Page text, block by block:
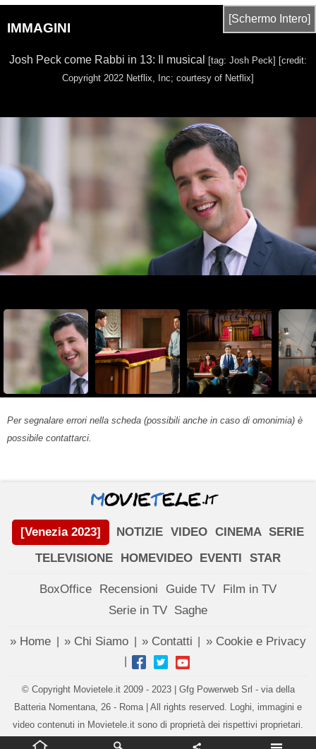
IMMAGINI
[Schermo Intero]
Josh Peck come Rabbi in 13: Il musical [tag: Josh Peck] [credit:
Copyright 2022 Netflix, Inc; courtesy of Netflix]
Per segnalare errori nella scheda (possibili anche in caso di omonimia) è
possibile contattarci.
[Venezia 2023] NOTIZIE VIDEO CINEMA SERIE
TELEVISIONE
HOMEVIDEO EVENTI STAR
BoxOffice Recensioni Guide TV
Film in TV
Serie in TV Saghe
» Home » Chi Siamo » Contatti » Cookie e Privacy
© Copyright Movietele.it 2009 - 2023 | Gfg Powerweb Srl - via della
Batteria Nomentana, 26 - Roma | All rights reserved. Loghi, immagini e
video contenuti in Movietele.it sono di proprietà dei rispettivi proprietari.